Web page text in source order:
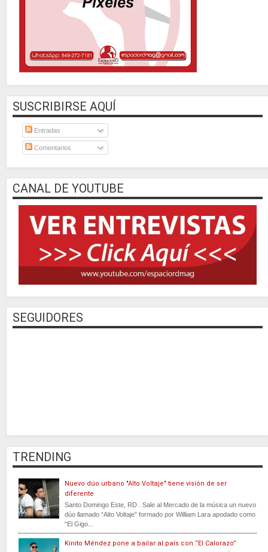
SUSCRIBIRSE AQUÍ
Entradas
Comentarios
CANAL DE YOUTUBE
SEGUIDORES
TRENDING
Nuevo dúo urbano "Alto Voltaje" tiene visión de ser
diferente
Santo Domingo Este, RD . Sale al Mercado de la música un nuevo
dúo llamado “Alto Voltaje” formado por William Lara apodado como
“El Gigo...
Kinito Méndez pone a bailar al país con “El Calorazo”